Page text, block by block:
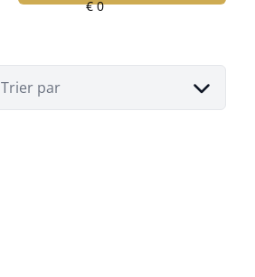
Trier par